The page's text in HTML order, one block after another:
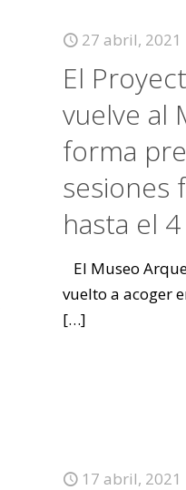
27 abril, 2021
El
vuelve al
forma
sesiones
hasta el
El Museo
vuelto a acoger
[…]
17 abril, 2021